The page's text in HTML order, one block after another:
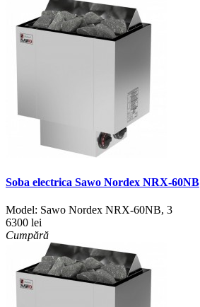
Soba electrica Sawo Nordex NRX-60NB
Model: Sawo Nordex NRX-60NB, 3
6300 lei
Cumpără